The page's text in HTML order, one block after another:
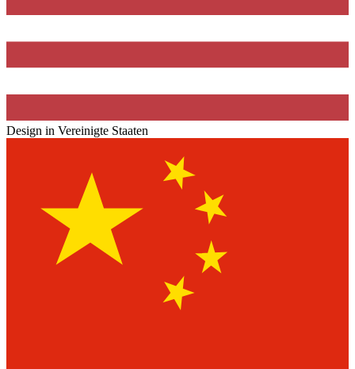
Design in Vereinigte Staaten